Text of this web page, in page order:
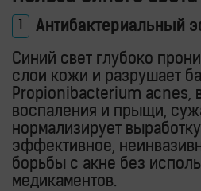
Антибактериальный
Синий свет глубоко
слои кожи и разрушает
Propionibacterium acnes,
воспаления и прыщи,
нормализирует
эффективное,
борьбы с акне без
медикаментов.